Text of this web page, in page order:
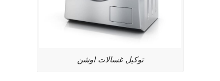
توكيل غسالات اوشن